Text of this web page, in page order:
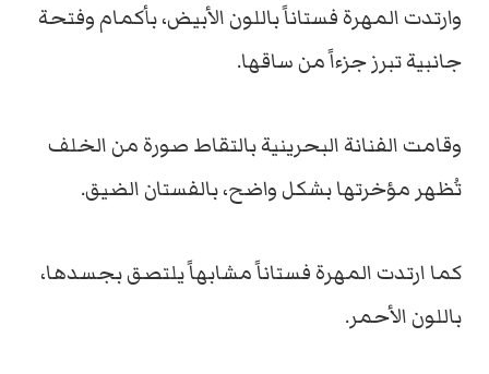
وارتدت المهرة فستاناً باللون الأبيض، بأكمام وفتحة
جانبية تبرز جزءاً من ساقها.
وقامت الفنانة البحرينية بالتقاط صورة من الخلف
تُظهر مؤخرتها بشكل واضح، بالفستان الضيق.
كما ارتدت المهرة فستاناً مشابهاً يلتصق بجسدها،
باللون الأحمر.